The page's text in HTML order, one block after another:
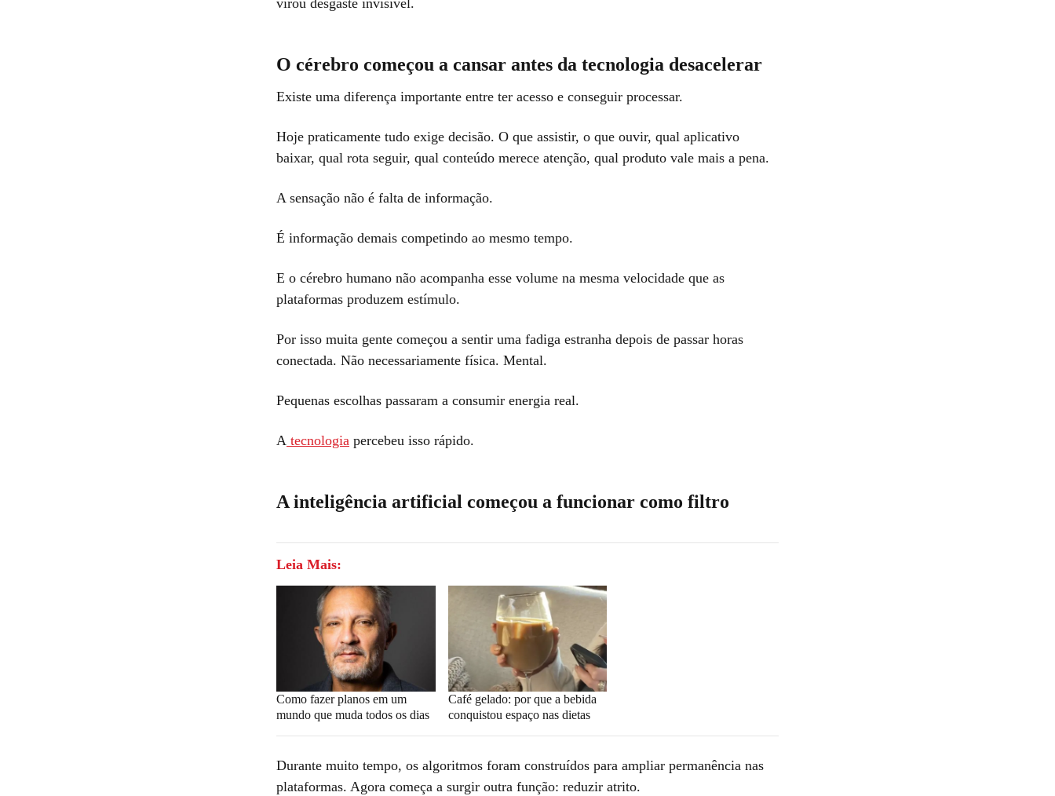
virou desgaste invisível.
O cérebro começou a cansar antes da tecnologia desacelerar
Existe uma diferença importante entre ter acesso e conseguir processar.
Hoje praticamente tudo exige decisão. O que assistir, o que ouvir, qual aplicativo
baixar, qual rota seguir, qual conteúdo merece atenção, qual produto vale mais a pena.
A sensação não é falta de informação.
É informação demais competindo ao mesmo tempo.
E o cérebro humano não acompanha esse volume na mesma velocidade que as
plataformas produzem estímulo.
Por isso muita gente começou a sentir uma fadiga estranha depois de passar horas
conectada. Não necessariamente física. Mental.
Pequenas escolhas passaram a consumir energia real.
A tecnologia percebeu isso rápido.
A inteligência artificial começou a funcionar como filtro
Leia Mais:
Como fazer planos em um
mundo que muda todos os dias
Café gelado: por que a bebida
conquistou espaço nas dietas
Durante muito tempo, os algoritmos foram construídos para ampliar permanência nas
plataformas. Agora começa a surgir outra função: reduzir atrito.